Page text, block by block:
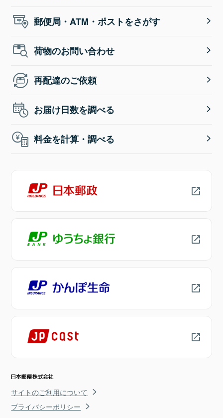
郵便局・ATM・ポストをさがす
荷物のお問い合わせ
再配達のご依頼
お届け日数を調べる
料金を計算・調べる
サイトのご利用について
プライバシーポリシー